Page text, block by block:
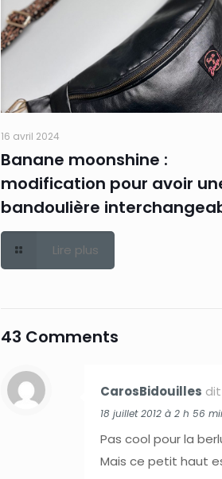
16 avril 2024
Banane moonshine :
modification pour avoir
bandoulière
Lire plus
43 Comments
CarosBidouilles dit
18 juillet 2012 à 2 h 56
Pas cool pour la
Mais ce petit haut